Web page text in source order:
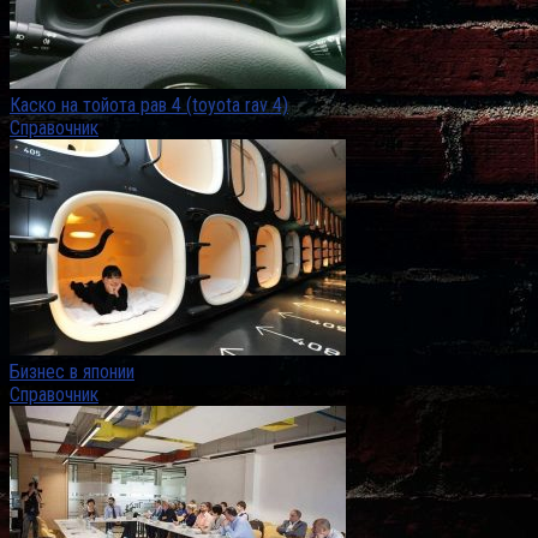
Каско на тойота рав 4 (toyota rav 4)
Справочник
Бизнес в японии
Справочник